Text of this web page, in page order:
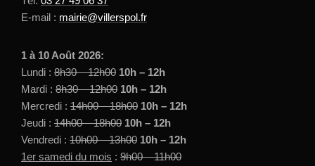
E-mail : mairie@villerspol.fr
1 à 10 Août 2026:
Lundi : 8h30 – 12h00 10h – 12h
Mardi : 8h30 – 12h00 10h – 12h
Mercredi : 14h00 – 18h00 10h – 12h
Jeudi : 14h00 – 18h00 10h – 12h
Vendredi : 10h00 – 13h00 10h – 12h
1er samedi du mois : 9h00 – 11h00